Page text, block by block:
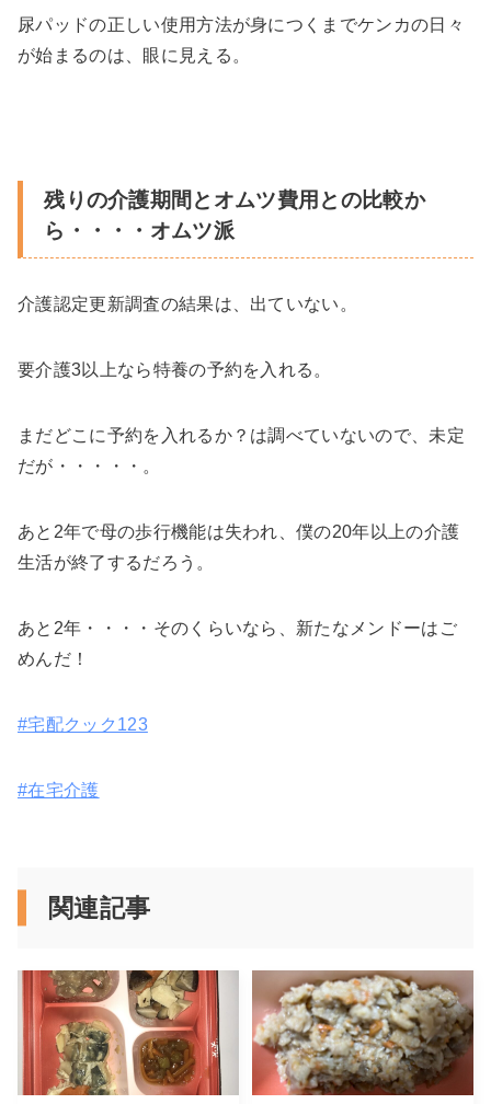
尿パッドの正しい使用方法が身につくまでケンカの日々
が始まるのは、眼に見える。
残りの介護期間とオムツ費用との比較か
ら・・・・オムツ派
介護認定更新調査の結果は、出ていない。
要介護3以上なら特養の予約を入れる。
まだどこに予約を入れるか？は調べていないので、未定
だが・・・・・。
あと2年で母の歩行機能は失われ、僕の20年以上の介護
生活が終了するだろう。
あと2年・・・・そのくらいなら、新たなメンドーはご
めんだ！
#宅配クック123
#在宅介護
関連記事